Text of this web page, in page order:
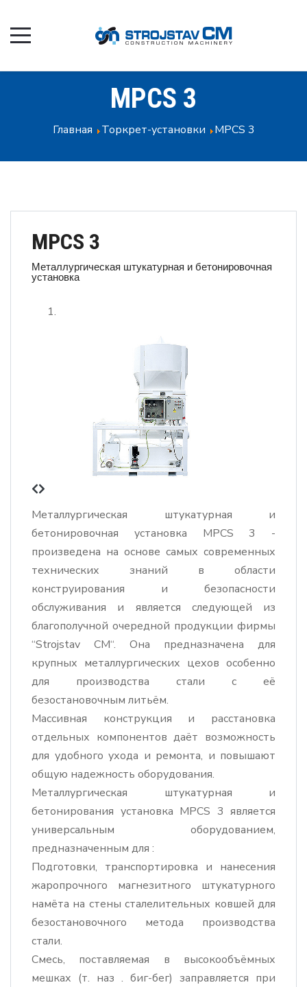
MPCS 3
Главная Торкрет-установки MPCS 3
MPCS 3
Металлургическая штукатурная и бетонировочная
установка
Металлургическая штукатурная и
бетонировочная установка MPCS 3 -
произведена на основе самых современных
технических знаний в области
конструирования и безопасности
обслуживания и является следующей из
благополучной очередной продукции фирмы
“Strojstav CM“. Она предназначена для
крупных металлургических цехов особенно
для производства стали с её
безостановочным литьём.
Массивная конструкция и расстановка
отдельных компонентов даёт возможность
для удобного ухода и ремонта, и повышают
общую надежность оборудования.
Металлургическая штукатурная и
бетонирования установка MPCS 3 является
универсальным оборудованием,
предназначенным для :
Подготовки, транспортировка и нанесения
жаропрочного магнезитного штукатурного
намёта на стены сталелительных ковшей для
безостановочного метода производства
стали.
Смесь, поставляемая в высокообъёмных
мешках (т. наз . биг-бег) заправляется при